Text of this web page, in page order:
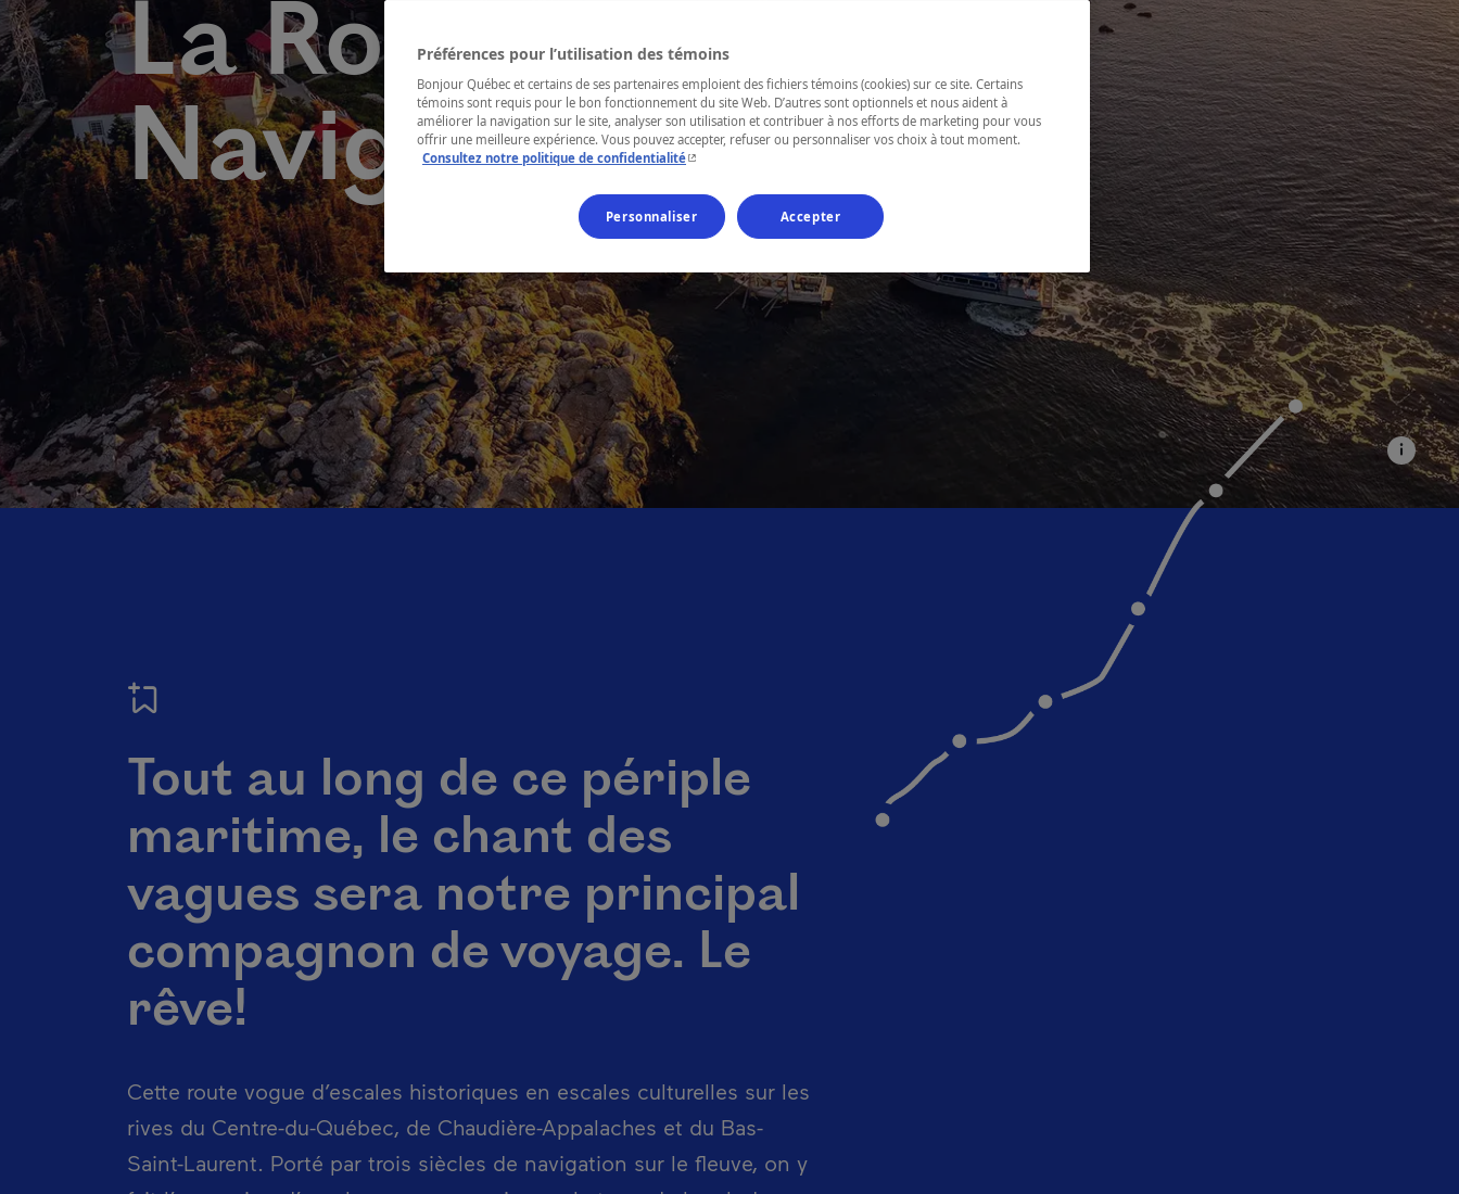
La Route des
Navigateurs
Tout au long de ce périple
maritime, le chant des
vagues sera notre principal
compagnon de voyage. Le
rêve!
Cette route vogue d’escales historiques en escales culturelles sur les
rives du Centre-du-Québec, de Chaudière-Appalaches et du Bas-
Saint-Laurent. Porté par trois siècles de navigation sur le fleuve, on y
Préférences pour l’utilisation des témoins
Bonjour Québec et certains de ses partenaires emploient des fichiers témoins (cookies) sur ce site. Certains
témoins sont requis pour le bon fonctionnement du site Web. D’autres sont optionnels et nous aident à
améliorer la navigation sur le site, analyser son utilisation et contribuer à nos efforts de marketing pour vous
offrir une meilleure expérience. Vous pouvez accepter, refuser ou personnaliser vos choix à tout moment.
Consultez notre politique de confidentialité- Cet hyperlien s'ouvrira dans une nouvelle fenêtre.
Personnaliser Accepter